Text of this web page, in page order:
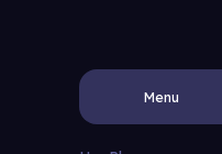
Menu